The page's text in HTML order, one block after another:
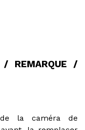
/ REMARQUE /
la caméra de